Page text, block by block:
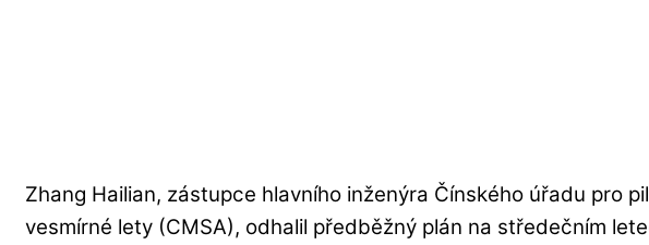
Zhang Hailian, zástupce hlavního inženýra Čínského úřadu pro
vesmírné lety (CMSA), odhalil předběžný plán na středečním